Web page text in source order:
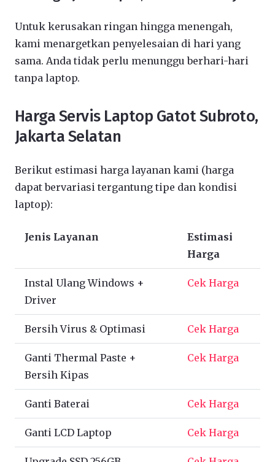
Untuk kerusakan ringan hingga menengah,
kami menargetkan penyelesaian di hari yang
sama. Anda tidak perlu menunggu berhari-hari
tanpa laptop.
Harga Servis Laptop Gatot Subroto,
Jakarta Selatan
Berikut estimasi harga layanan kami (harga
dapat bervariasi tergantung tipe dan kondisi
laptop):
Jenis Layanan
Estimasi
Harga
Instal Ulang Windows +
Driver
Cek Harga
Bersih Virus & Optimasi Cek Harga
Ganti Thermal Paste +
Bersih Kipas
Cek Harga
Ganti Baterai Cek Harga
Ganti LCD Laptop Cek Harga